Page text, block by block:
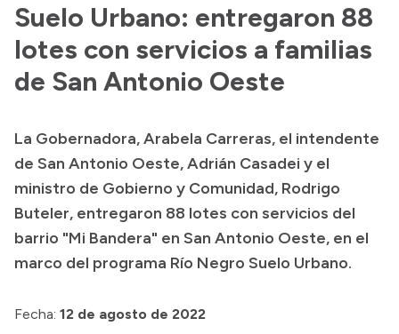
Suelo Urbano: entregaron 88
lotes con servicios a familias
de San Antonio Oeste
La Gobernadora, Arabela Carreras, el intendente
de San Antonio Oeste, Adrián Casadei y el
ministro de Gobierno y Comunidad, Rodrigo
Buteler, entregaron 88 lotes con servicios del
barrio "Mi Bandera" en San Antonio Oeste, en el
marco del programa Río Negro Suelo Urbano.
Fecha: 12 de agosto de 2022